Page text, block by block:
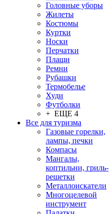
Головные уборы
Жилеты
Костюмы
Куртки
Носки
Перчатки
Плащи
Ремни
Рубашки
Термобелье
Худи
Футболки
+ ЕЩЕ 4
Все для туризма
Газовые горелки,
лампы, печки
Компасы
Мангалы,
коптильни, гриль-
решетки
Металлоискатели
Многоцелевой
инструмент